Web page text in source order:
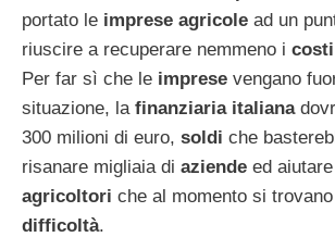
portato le imprese agricole ad un
riuscire a recuperare nemmeno i
Per far sì che le imprese vengano
situazione, la finanziaria italiana
300 milioni di euro, soldi che
risanare migliaia di aziende ed
agricoltori che al momento si
difficoltà.